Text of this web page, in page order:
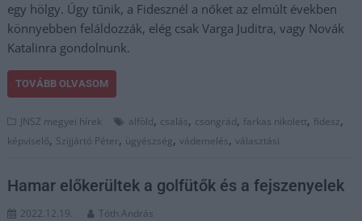
egy hölgy. Úgy tűnik, a Fidesznél a nőket az elmúlt években
könnyebben feláldozzák, elég csak Varga Juditra, vagy Novák
Katalinra gondolnunk.
TOVÁBB OLVASOM
JNSZ megyei hírek alföld, csalás, csongrád, farkas nikolett, fidesz,
képviselő, Szijjártó Péter, ügyészség,vádemelés,választási
Hamar előkerültek a golfütők és a fejszenyelek
2022.12.19. Tóth András